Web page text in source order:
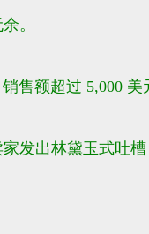
。
售额超过 5,000
发出林黛玉式吐